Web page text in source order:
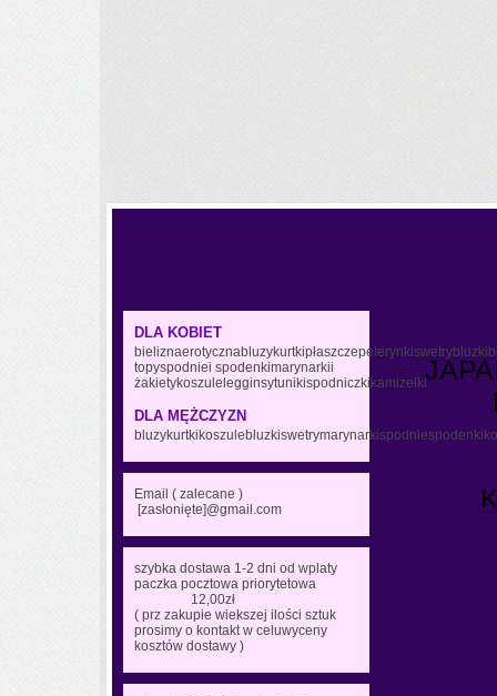
DLA KOBIET
topyspodniei spodenkimarynarkii
żakietykoszulelegginsytunikispodniczkikamizelki
DLA MĘŻCZYZN
Email ( zalecane )
[zasłonięte]@gmail.com
szybka dostawa 1-2 dni od wplaty
paczka pocztowa priorytetowa
12,00zł
( prz zakupie wiekszej ilości sztuk
prosimy o kontakt w celuwyceny
kosztów dostawy )